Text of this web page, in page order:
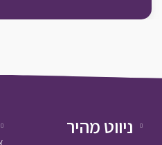
ניווט מהיר